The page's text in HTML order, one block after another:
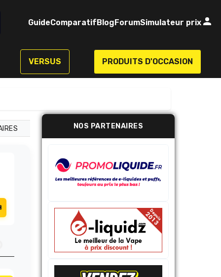
GuideComparatifBlogForumSimulateur prix
VERSUS PRODUITS D'OCCASION
NOS PARTENAIRES